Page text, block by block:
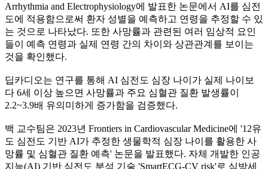
Arrhythmia and Electrophysiology에 발표한 논문에서 AI를 심전
도에 적용함으로써 환자 성별을 예측하고 연령을 추정할 수 있
는 것으로 나타났다. 또한 사망률과 관련된 여러 임상적 요인
들이 예측 연령과 실제 연령 간의 차이와 상관관계를 보이는
것을 확인했다.
딥카디오는 연구를 통해 AI 심전도 심장 나이가 실제 나이보
다 6세 이상 높으면 사망률과 주요 심혈관 질환 발생률이
2.2~3.9배 유의미하게 증가함을 검증했다.
백 교수팀은 2023년 Frontiers in Cardiovascular Medicine에 '12유
도 심전도 기반 AI가 추정한 생물학적 심장 나이를 활용한 사
망률 및 심혈관 질환 예측' 논문을 발표했다. 자체 개발한 인공
지능(AI) 기반 심전도 분석 기술 'SmartECG-CV risk'로 심방세